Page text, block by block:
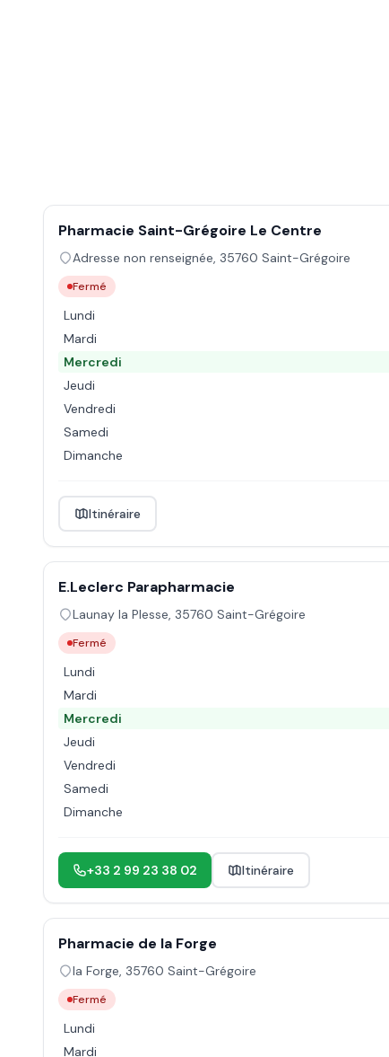
Pharmacie Saint-Grégoire Le Centre
Adresse non renseignée, 35760 Saint-Grégoire
Fermé
Lundi
Mardi
Mercredi
Jeudi
Vendredi
Samedi
Dimanche
Itinéraire
E.Leclerc Parapharmacie
Launay la Plesse, 35760 Saint-Grégoire
Fermé
Lundi
Mardi
Mercredi
Jeudi
Vendredi
Samedi
Dimanche
+33 2 99 23 38 02 Itinéraire
Pharmacie de la Forge
la Forge, 35760 Saint-Grégoire
Fermé
Lundi
Mardi